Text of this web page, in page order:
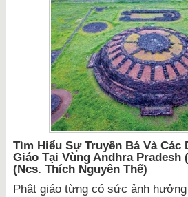
Tìm Hiểu Sự Truyền Bá Và Các
Giáo Tại Vùng Andhra Pradesh
(ncs. Thích Nguyên Thế)
Phật giáo từng có sức ảnh